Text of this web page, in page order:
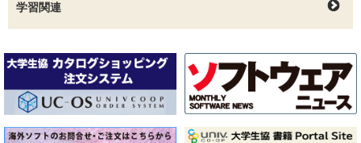
学習関連